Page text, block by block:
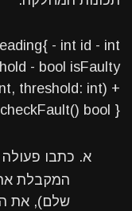
- int id - int
- bool isFaulty
threshold: int) +
checkFault() bool }
א. כתבו
המקבלת
שלם), את